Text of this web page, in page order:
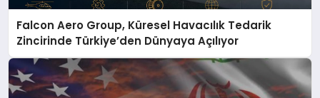
Falcon Aero Group, Küresel Havacılık Tedarik
Zincirinde Türkiye’den Dünyaya Açılıyor